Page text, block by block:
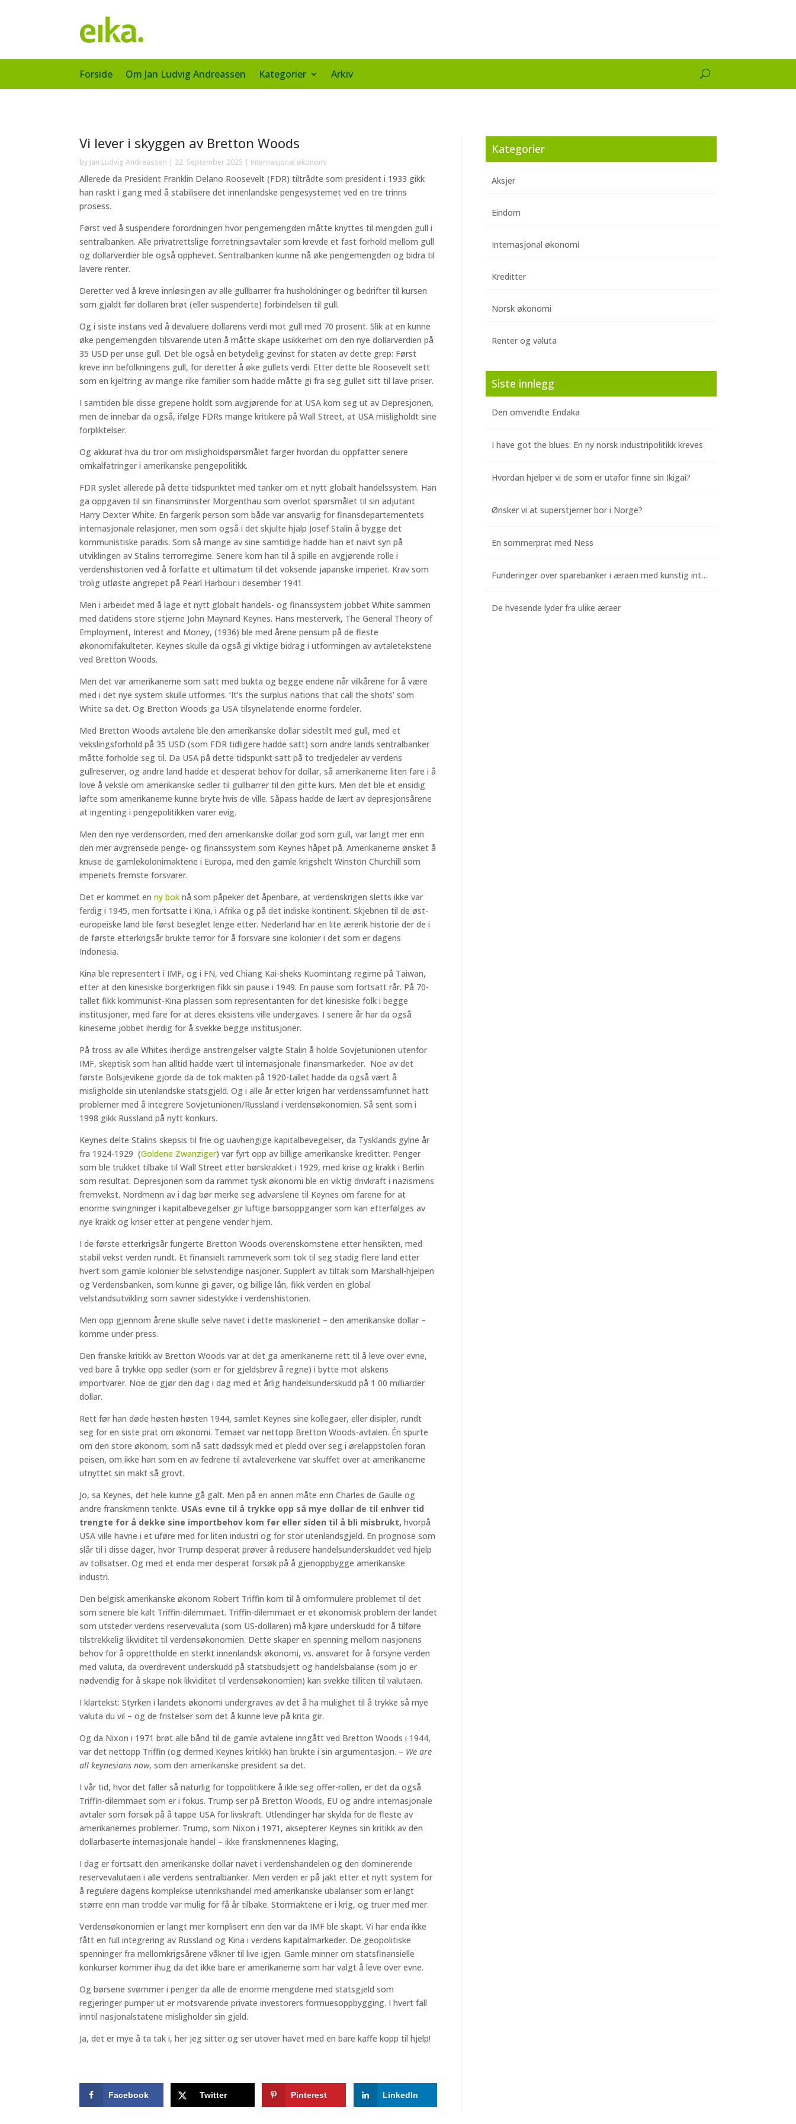
Forside Om Jan Ludvig Andreassen Kategorier Arkiv
Vi lever i skyggen av Bretton Woods
by Jan Ludvig Andreassen | 22. September 2025 | Internasjonal økonomi
Allerede da President Franklin Delano Roosevelt (FDR) tiltrådte som president i 1933 gikk
han raskt i gang med å stabilisere det innenlandske pengesystemet ved en tre trinns
prosess.
Først ved å suspendere forordningen hvor pengemengden måtte knyttes til mengden gull i
sentralbanken. Alle privatrettslige forretningsavtaler som krevde et fast forhold mellom gull
og dollarverdier ble også opphevet. Sentralbanken kunne nå øke pengemengden og bidra til
lavere renter.
Deretter ved å kreve innløsingen av alle gullbarrer fra husholdninger og bedrifter til kursen
som gjaldt før dollaren brøt (eller suspenderte) forbindelsen til gull.
Og i siste instans ved å devaluere dollarens verdi mot gull med 70 prosent. Slik at en kunne
øke pengemengden tilsvarende uten å måtte skape usikkerhet om den nye dollarverdien på
35 USD per unse gull. Det ble også en betydelig gevinst for staten av dette grep: Først
kreve inn befolkningens gull, for deretter å øke gullets verdi. Etter dette ble Roosevelt sett
som en kjeltring av mange rike familier som hadde måtte gi fra seg gullet sitt til lave priser.
I samtiden ble disse grepene holdt som avgjørende for at USA kom seg ut av Depresjonen,
men de innebar da også, ifølge FDRs mange kritikere på Wall Street, at USA misligholdt sine
forpliktelser.
Og akkurat hva du tror om misligholdspørsmålet farger hvordan du oppfatter senere
omkalfatringer i amerikanske pengepolitikk.
FDR syslet allerede på dette tidspunktet med tanker om et nytt globalt handelssystem. Han
ga oppgaven til sin finansminister Morgenthau som overlot spørsmålet til sin adjutant
Harry Dexter White. En fargerik person som både var ansvarlig for finansdepartementets
internasjonale relasjoner, men som også i det skjulte hjalp Josef Stalin å bygge det
kommunistiske paradis. Som så mange av sine samtidige hadde han et naivt syn på
utviklingen av Stalins terrorregime. Senere kom han til å spille en avgjørende rolle i
verdenshistorien ved å forfatte et ultimatum til det voksende japanske imperiet. Krav som
trolig utløste angrepet på Pearl Harbour i desember 1941.
Men i arbeidet med å lage et nytt globalt handels- og finanssystem jobbet White sammen
med datidens store stjerne John Maynard Keynes. Hans mesterverk, The General Theory of
Employment, Interest and Money, (1936) ble med årene pensum på de fleste
økonomifakulteter. Keynes skulle da også gi viktige bidrag i utformingen av avtaletekstene
ved Bretton Woods.
Men det var amerikanerne som satt med bukta og begge endene når vilkårene for å være
med i det nye system skulle utformes. ‘It’s the surplus nations that call the shots’ som
White sa det. Og Bretton Woods ga USA tilsynelatende enorme fordeler.
Med Bretton Woods avtalene ble den amerikanske dollar sidestilt med gull, med et
vekslingsforhold på 35 USD (som FDR tidligere hadde satt) som andre lands sentralbanker
måtte forholde seg til. Da USA på dette tidspunkt satt på to tredjedeler av verdens
gullreserver, og andre land hadde et desperat behov for dollar, så amerikanerne liten fare i å
love å veksle om amerikanske sedler til gullbarrer til den gitte kurs. Men det ble et ensidig
løfte som amerikanerne kunne bryte hvis de ville. Såpass hadde de lært av depresjonsårene
at ingenting i pengepolitikken varer evig.
Men den nye verdensorden, med den amerikanske dollar god som gull, var langt mer enn
den mer avgrensede penge- og finanssystem som Keynes håpet på. Amerikanerne ønsket å
knuse de gamlekolonimaktene i Europa, med den gamle krigshelt Winston Churchill som
imperiets fremste forsvarer.
Det er kommet en ny bok nå som påpeker det åpenbare, at verdenskrigen sletts ikke var
ferdig i 1945, men fortsatte i Kina, i Afrika og på det indiske kontinent. Skjebnen til de øst-
europeiske land ble først beseglet lenge etter. Nederland har en lite ærerik historie der de i
de første etterkrigsår brukte terror for å forsvare sine kolonier i det som er dagens
Indonesia.
Kina ble representert i IMF, og i FN, ved Chiang Kai-sheks Kuomintang regime på Taiwan,
etter at den kinesiske borgerkrigen fikk sin pause i 1949. En pause som fortsatt rår. På 70-
tallet fikk kommunist-Kina plassen som representanten for det kinesiske folk i begge
institusjoner, med fare for at deres eksistens ville undergaves. I senere år har da også
kineserne jobbet iherdig for å svekke begge institusjoner.
På tross av alle Whites iherdige anstrengelser valgte Stalin å holde Sovjetunionen utenfor
IMF, skeptisk som han alltid hadde vært til internasjonale finansmarkeder. Noe av det
første Bolsjevikene gjorde da de tok makten på 1920-tallet hadde da også vært å
misligholde sin utenlandske statsgjeld. Og i alle år etter krigen har verdenssamfunnet hatt
problemer med å integrere Sovjetunionen/Russland i verdensøkonomien. Så sent som i
1998 gikk Russland på nytt konkurs.
Keynes delte Stalins skepsis til frie og uavhengige kapitalbevegelser, da Tysklands gylne år
fra 1924-1929 (Goldene Zwanziger) var fyrt opp av billige amerikanske kreditter. Penger
som ble trukket tilbake til Wall Street etter børskrakket i 1929, med krise og krakk i Berlin
som resultat. Depresjonen som da rammet tysk økonomi ble en viktig drivkraft i nazismens
fremvekst. Nordmenn av i dag bør merke seg advarslene til Keynes om farene for at
enorme svingninger i kapitalbevegelser gir luftige børsoppganger som kan etterfølges av
nye krakk og kriser etter at pengene vender hjem.
I de første etterkrigsår fungerte Bretton Woods overenskomstene etter hensikten, med
stabil vekst verden rundt. Et finansielt rammeverk som tok til seg stadig flere land etter
hvert som gamle kolonier ble selvstendige nasjoner. Supplert av tiltak som Marshall-hjelpen
og Verdensbanken, som kunne gi gaver, og billige lån, fikk verden en global
velstandsutvikling som savner sidestykke i verdenshistorien.
Men opp gjennom årene skulle selve navet i dette maskineriet – den amerikanske dollar –
komme under press.
Den franske kritikk av Bretton Woods var at det ga amerikanerne rett til å leve over evne,
ved bare å trykke opp sedler (som er for gjeldsbrev å regne) i bytte mot alskens
importvarer. Noe de gjør den dag i dag med et årlig handelsunderskudd på 1 00 milliarder
dollar.
Rett før han døde høsten høsten 1944, samlet Keynes sine kollegaer, eller disipler, rundt
seg for en siste prat om økonomi. Temaet var nettopp Bretton Woods-avtalen. Én spurte
om den store økonom, som nå satt dødssyk med et pledd over seg i ørelappstolen foran
peisen, om ikke han som en av fedrene til avtaleverkene var skuffet over at amerikanerne
utnyttet sin makt så grovt.
Jo, sa Keynes, det hele kunne gå galt. Men på en annen måte enn Charles de Gaulle og
andre franskmenn tenkte. USAs evne til å trykke opp så mye dollar de til enhver tid
trengte for å dekke sine importbehov kom før eller siden til å bli misbrukt,hvorpå
USA ville havne i et uføre med for liten industri og for stor utenlandsgjeld. En prognose som
slår til i disse dager, hvor Trump desperat prøver å redusere handelsunderskuddet ved hjelp
av tollsatser. Og med et enda mer desperat forsøk på å gjenoppbygge amerikanske
industri.
Den belgisk amerikanske økonom Robert Triffin kom til å omformulere problemet til det
som senere ble kalt Triffin-dilemmaet. Triffin-dilemmaet er et økonomisk problem der landet
som utsteder verdens reservevaluta (som US-dollaren) må kjøre underskudd for å tilføre
tilstrekkelig likviditet til verdensøkonomien. Dette skaper en spenning mellom nasjonens
behov for å opprettholde en sterkt innenlandsk økonomi, vs. ansvaret for å forsyne verden
med valuta, da overdrevent underskudd på statsbudsjett og handelsbalanse (som jo er
nødvendig for å skape nok likviditet til verdensøkonomien) kan svekke tilliten til valutaen.
I klartekst: Styrken i landets økonomi undergraves av det å ha mulighet til å trykke så mye
valuta du vil – og de fristelser som det å kunne leve på krita gir.
Og da Nixon i 1971 brøt alle bånd til de gamle avtalene inngått ved Bretton Woods i 1944,
var det nettopp Triffin (og dermed Keynes kritikk) han brukte i sin argumentasjon. – We are
all keynesians now, som den amerikanske president sa det.
I vår tid, hvor det faller så naturlig for toppolitikere å ikle seg offer-rollen, er det da også
Triffin-dilemmaet som er i fokus. Trump ser på Bretton Woods, EU og andre internasjonale
avtaler som forsøk på å tappe USA for livskraft. Utlendinger har skylda for de fleste av
amerikanernes problemer. Trump, som Nixon i 1971, aksepterer Keynes sin kritikk av den
dollarbaserte internasjonale handel – ikke franskmennenes klaging,
I dag er fortsatt den amerikanske dollar navet i verdenshandelen og den dominerende
reservevalutaen i alle verdens sentralbanker. Men verden er på jakt etter et nytt system for
å regulere dagens komplekse utenrikshandel med amerikanske ubalanser som er langt
større enn man trodde var mulig for få år tilbake. Stormaktene er i krig, og truer med mer.
Verdensøkonomien er langt mer komplisert enn den var da IMF ble skapt. Vi har enda ikke
fått en full integrering av Russland og Kina i verdens kapitalmarkeder. De geopolitiske
spenninger fra mellomkrigsårene våkner til live igjen. Gamle minner om statsfinansielle
konkurser kommer ihug da det ikke bare er amerikanerne som har valgt å leve over evne.
Og børsene svømmer i penger da alle de enorme mengdene med statsgjeld som
regjeringer pumper ut er motsvarende private investorers formuesoppbygging. I hvert fall
inntil nasjonalstatene misligholder sin gjeld.
Ja, det er mye å ta tak i, her jeg sitter og ser utover havet med en bare kaffe kopp til hjelp!
Facebook Twitter Pinterest LinkedIn
Kategorier
Aksjer
Eindom
Internasjonal økonomi
Kreditter
Norsk økonomi
Renter og valuta
Siste innlegg
Den omvendte Endaka
I have got the blues: En ny norsk industripolitikk kreves
Hvordan hjelper vi de som er utafor finne sin Ikigai?
Ønsker vi at superstjerner bor i Norge?
En sommerprat med Ness
Funderinger over sparebanker i æraen med kunstig intelligens
De hvesende lyder fra ulike æraer